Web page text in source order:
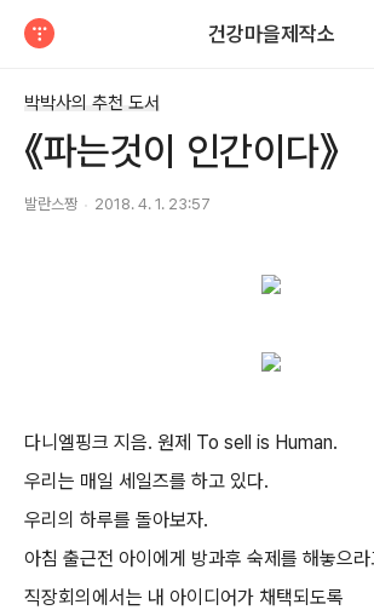
건강마을제작소
박박사의 추천 도서
《파는것이 인간이다》
발란스짱 2018. 4. 1. 23:57
다니엘핑크 지음. 원제 To sell is Human.
우리는 매일 세일즈를 하고 있다.
우리의 하루를 돌아보자.
아침 출근전 아이에게 방과후 숙제를 해놓으
직장회의에서는 내 아이디어가 채택되도록